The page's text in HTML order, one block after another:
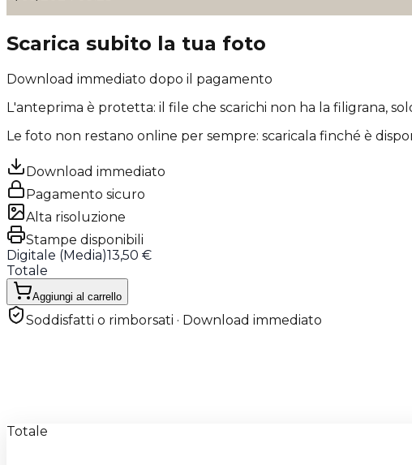
Scarica subito la tua foto
Download immediato dopo il pagamento
L'anteprima è protetta: il file che scarichi non ha la filigrana,
Le foto non restano online per sempre: scaricala finché è
Download immediato
Pagamento sicuro
Alta risoluzione
Stampe disponibili
Digitale (Media)13,50 €
Totale
Aggiungi al carrello
Soddisfatti o rimborsati · Download immediato
Totale